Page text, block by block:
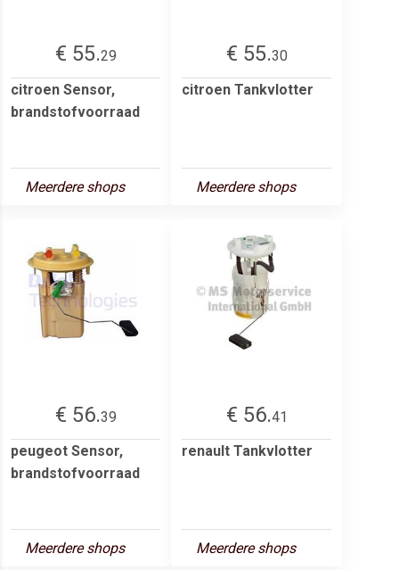
€ 55.29
citroen Sensor,
brandstofvoorraad
Meerdere shops
€ 55.30
citroen Tankvlotter
Meerdere shops
€ 56.39
peugeot Sensor,
brandstofvoorraad
Meerdere shops
€ 56.41
renault Tankvlotter
Meerdere shops